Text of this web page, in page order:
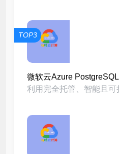
TOP3
微软云Azure PostgreSQL
利用完全托管、智能且可